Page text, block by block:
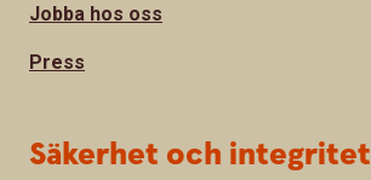
Jobba hos oss
Press
Säkerhet och integritet